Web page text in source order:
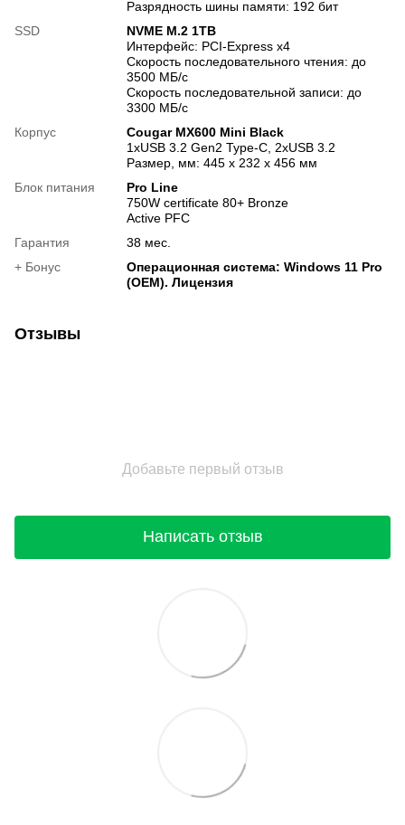
Разрядность шины памяти: 192 бит
SSD
NVME M.2 1TB
Интерфейс: PCI-Express x4
Скорость последовательного чтения: до
3500 МБ/с
Скорость последовательной записи: до
3300 МБ/с
Корпус
Cougar MX600 Mini Black
1xUSB 3.2 Gen2 Type-C, 2xUSB 3.2
Размер, мм: 445 x 232 x 456 мм
Блок питания
Pro Line
750W certificate 80+ Bronze
Active PFC
Гарантия
38 мес.
+ Бонус
Операционная система: Windows 11 Pro
(OEM). Лицензия
Отзывы
Добавьте первый отзыв
Написать отзыв